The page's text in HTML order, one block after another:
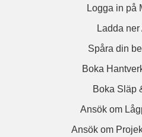
Logga in på
Ladda ner
Spåra din
Boka
Boka Släp
Ansök om
Ansök om